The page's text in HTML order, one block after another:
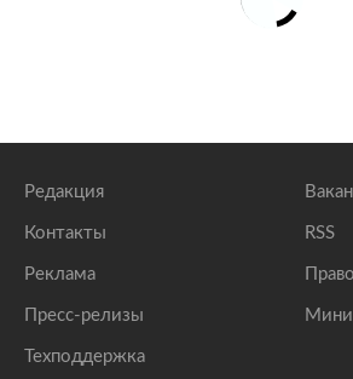
Редакция
Контакты
Реклама
Пресс-релизы
Техподдержка
RSS